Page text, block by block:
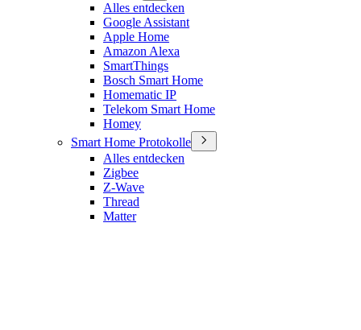
Alles entdecken
Google Assistant
Apple Home
Amazon Alexa
SmartThings
Bosch Smart Home
Homematic IP
Telekom Smart Home
Homey
Smart Home Protokolle
Alles entdecken
Zigbee
Z-Wave
Thread
Matter